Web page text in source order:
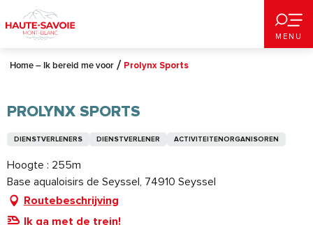
au
contenu
principal
MENU
Home – Ik bereid me voor Prolynx Sports
PROLYNX SPORTS
DIENSTVERLENERS DIENSTVERLENER ACTIVITEITENORGANISOREN
Hoogte : 255m
Base aqualoisirs de Seyssel, 74910 Seyssel
Routebeschrijving
Ik ga met de trein!